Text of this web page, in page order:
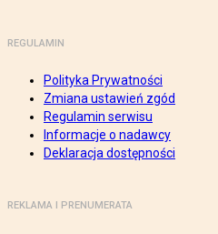
REGULAMIN
Polityka Prywatności
Zmiana ustawień zgód
Regulamin serwisu
Informacje o nadawcy
Deklaracja dostępności
REKLAMA I PRENUMERATA